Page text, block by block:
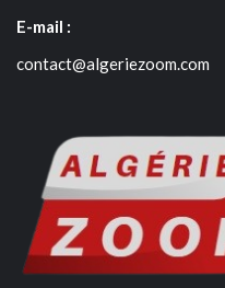
E-mail :
contact@algeriezoom.com